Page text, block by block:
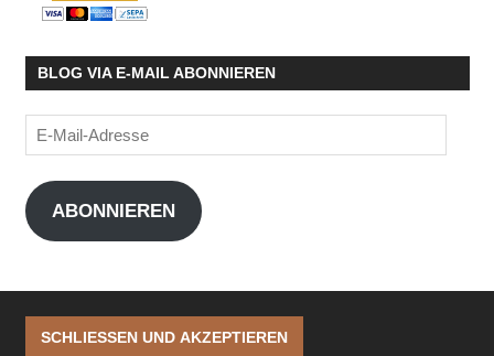
BLOG VIA E-MAIL ABONNIEREN
E-
Mail-
Adresse
ABONNIEREN